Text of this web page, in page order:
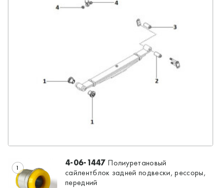
1 4-06-1447Полиуретановый
сайлентблок задней подвески, рессоры,
передний